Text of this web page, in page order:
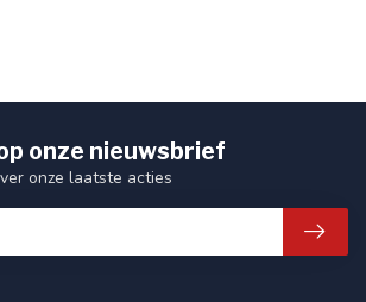
onze nieuwsbrief
onze laatste acties